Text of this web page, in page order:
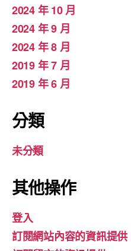
2024 年 10 月
2024 年 9 月
2024 年 8 月
2019 年 7 月
2019 年 6 月
分類
未分類
其他操作
登入
訂閱網站內容的資訊提供